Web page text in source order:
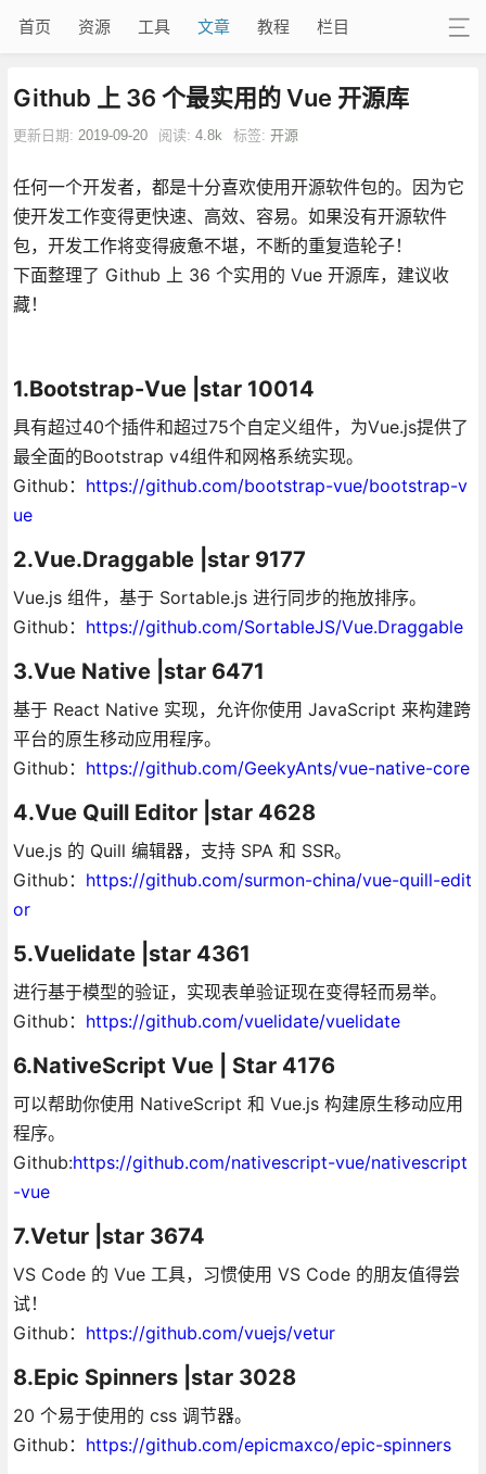
首页 资源 工具 文章 教程 栏目
Github 上 36 个最实用的 Vue 开源库
更新日期: 2019-09-20 阅读: 4.8k 标签: 开源
任何一个开发者，都是十分喜欢使用开源软件包的。因为它
使开发工作变得更快速、高效、容易。如果没有开源软件
包，开发工作将变得疲惫不堪，不断的重复造轮子！
下面整理了 Github 上 36 个实用的 Vue 开源库，建议收
藏！
1.Bootstrap-Vue |star 10014
具有超过40个插件和超过75个自定义组件，为Vue.js提供了
最全面的Bootstrap v4组件和网格系统实现。
Github： https://github.com/bootstrap-vue/bootstrap-v
ue
2.Vue.Draggable |star 9177
Vue.js 组件，基于 Sortable.js 进行同步的拖放排序。
Github： https://github.com/SortableJS/Vue.Draggable
3.Vue Native |star 6471
基于 React Native 实现，允许你使用 JavaScript 来构建跨
平台的原生移动应用程序。
Github： https://github.com/GeekyAnts/vue-native-core
4.Vue Quill Editor |star 4628
Vue.js 的 Quill 编辑器，支持 SPA 和 SSR。
Github： https://github.com/surmon-china/vue-quill-edit
or
5.Vuelidate |star 4361
进行基于模型的验证，实现表单验证现在变得轻而易举。
Github： https://github.com/vuelidate/vuelidate
6.NativeScript Vue | Star 4176
可以帮助你使用 NativeScript 和 Vue.js 构建原生移动应用
程序。
Github:https://github.com/nativescript-vue/nativescript
-vue
7.Vetur |star 3674
VS Code 的 Vue 工具，习惯使用 VS Code 的朋友值得尝
试！
Github： https://github.com/vuejs/vetur
8.Epic Spinners |star 3028
20 个易于使用的 css 调节器。
Github： https://github.com/epicmaxco/epic-spinners